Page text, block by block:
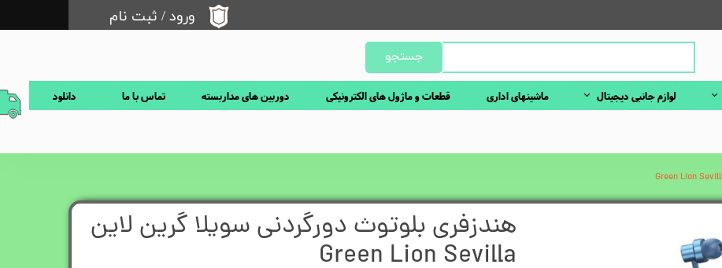
جستجو
لوازم جانبی دیجیتال ماشینهای اداری قطعات و ماژول های الکترونیکی دوربین های مداربسته تماس با ما دانلود
ورود / ثبت نام
سفارشات
هندزفری بلوتوث دورگردنی سویلا گرین لاین
Green Lion Sevilla